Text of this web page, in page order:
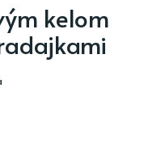
kelom